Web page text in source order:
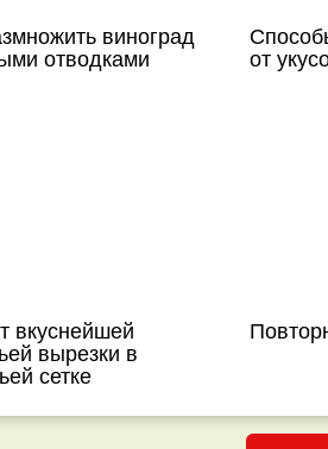
виноград
отводками от
вкуснейшей
вырезки в
сетке